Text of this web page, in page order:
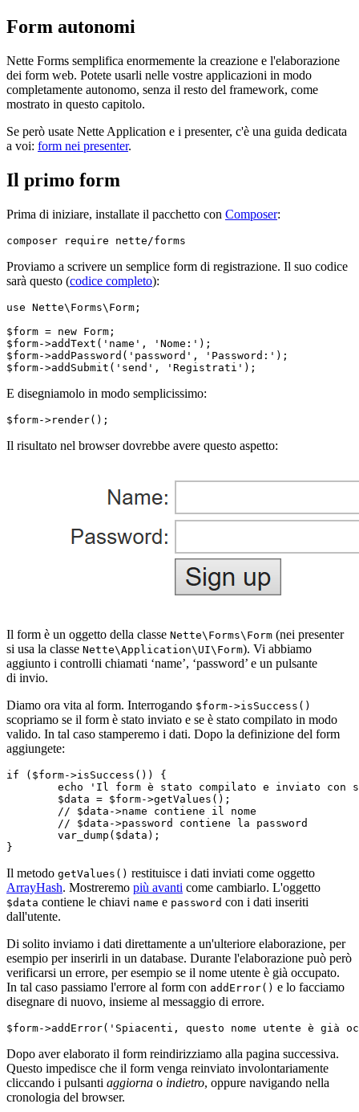
Form autonomi
Nette Forms semplifica enormemente la creazione e l'elaborazione
dei form web. Potete usarli nelle vostre applicazioni in modo
completamente autonomo, senza il resto del framework, come
mostrato in questo capitolo.
Se però usate Nette Application e i presenter, c'è una guida dedicata
a voi: form nei presenter.
Il primo form
Prima di iniziare, installate il pacchetto con Composer:
Proviamo a scrivere un semplice form di registrazione. Il suo codice
sarà questo (codice completo):
use Nette\Forms\Form;
$form = new Form;
$form->addText('name', 'Nome:');
$form->addPassword('password', 'Password:');
E disegniamolo in modo semplicissimo:
Il risultato nel browser dovrebbe avere questo aspetto:
Il form è un oggetto della classe Nette\Forms\Form (nei presenter
si usa la classe Nette\Application\UI\Form). Vi abbiamo
aggiunto i controlli chiamati ‘name’, ‘password’ e un pulsante
di invio.
Diamo ora vita al form. Interrogando $form->isSuccess()
scopriamo se il form è stato inviato e se è stato compilato in modo
valido. In tal caso stamperemo i dati. Dopo la definizione del form
aggiungete:
if ($form->isSuccess()) {
Il metodo getValues() restituisce i dati inviati come oggetto
ArrayHash. Mostreremo più avanti come cambiarlo. L'oggetto
$data contiene le chiavi name e password con i dati inseriti
dall'utente.
Di solito inviamo i dati direttamente a un'ulteriore elaborazione, per
esempio per inserirli in un database. Durante l'elaborazione può però
verificarsi un errore, per esempio se il nome utente è già occupato.
In tal caso passiamo l'errore al form con addError() e lo facciamo
disegnare di nuovo, insieme al messaggio di errore.
Dopo aver elaborato il form reindirizziamo alla pagina successiva.
Questo impedisce che il form venga reinviato involontariamente
cliccando i pulsanti aggiorna o indietro, oppure navigando nella
cronologia del browser.